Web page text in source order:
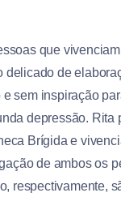
que
delicado de
sem inspiração
depressão. Rita
Brígida e
de ambos os
respectivamente,